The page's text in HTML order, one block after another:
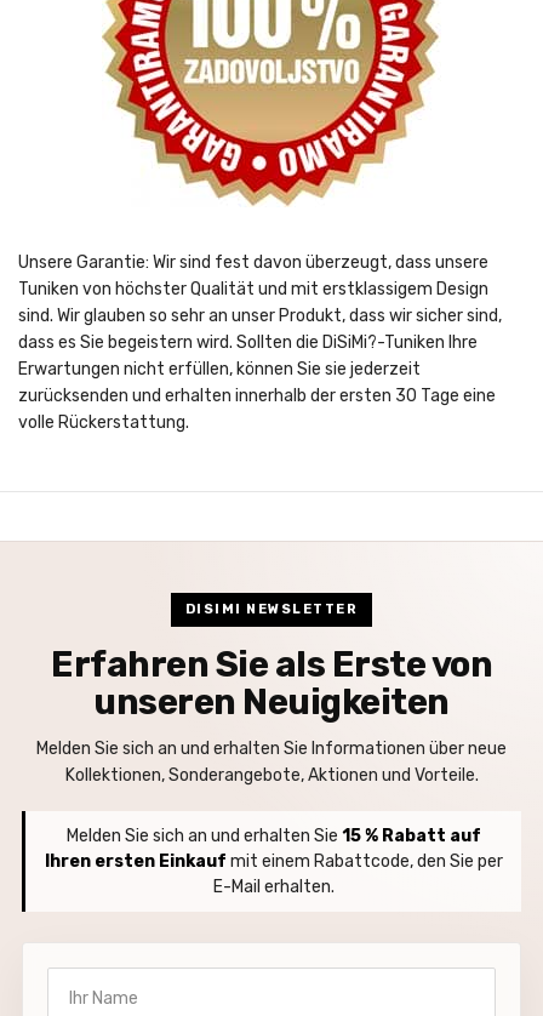
Unsere Garantie: Wir sind fest davon überzeugt, dass unsere
Tuniken von höchster Qualität und mit erstklassigem Design
sind. Wir glauben so sehr an unser Produkt, dass wir sicher sind,
dass es Sie begeistern wird. Sollten die DiSiMi?-Tuniken Ihre
Erwartungen nicht erfüllen, können Sie sie jederzeit
zurücksenden und erhalten innerhalb der ersten 30 Tage eine
volle Rückerstattung.
DISIMI NEWSLETTER
Erfahren Sie als Erste von
unseren Neuigkeiten
Melden Sie sich an und erhalten Sie Informationen über neue
Kollektionen, Sonderangebote, Aktionen und Vorteile.
Melden Sie sich an und erhalten Sie 15 % Rabatt auf
Ihren ersten Einkauf mit einem Rabattcode, den Sie per
E-Mail erhalten.